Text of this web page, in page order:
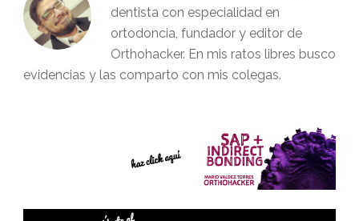
dentista con especialidad en
ortodoncia, fundador y editor de
Orthohacker. En mis ratos libres busco
evidencias y las comparto con mis colegas.